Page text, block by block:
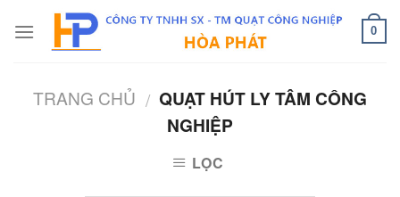
0
TRANG CHỦ / QUẠT HÚT LY TÂM CÔNG
NGHIỆP
LỌC